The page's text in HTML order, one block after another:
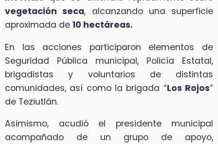
vegetación seca, alcanzando una superficie
aproximada de 10 hectáreas.
En las acciones participaron elementos de
Seguridad Pública municipal, Policía Estatal,
brigadistas y voluntarios de distintas
comunidades, así como la brigada “Los Rojos”
de Teziutlán.
Asimismo, acudió el presidente municipal
acompañado de un grupo de apoyo,